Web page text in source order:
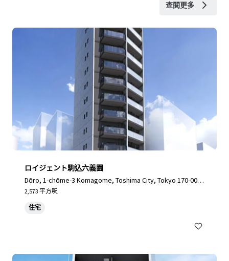
查閱更多
ロイジェント駒込六義園
Dōro, 1-chōme-3 Komagome, Toshima City, Tokyo 170-000
3, Japan, Toshima City, Tokyo, 170-0003, JP
2,573 平方呎
住宅